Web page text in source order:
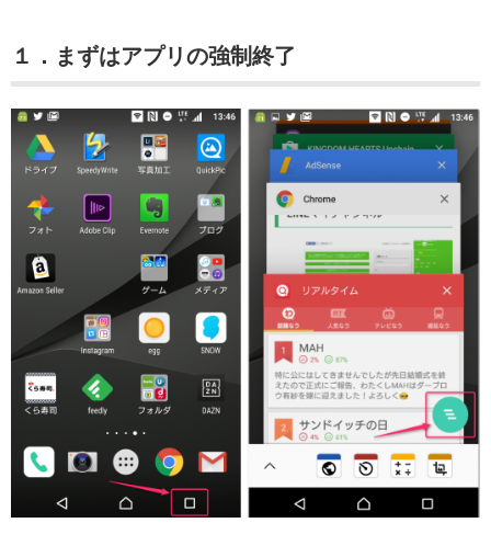
１．まずはアプリの強制終了